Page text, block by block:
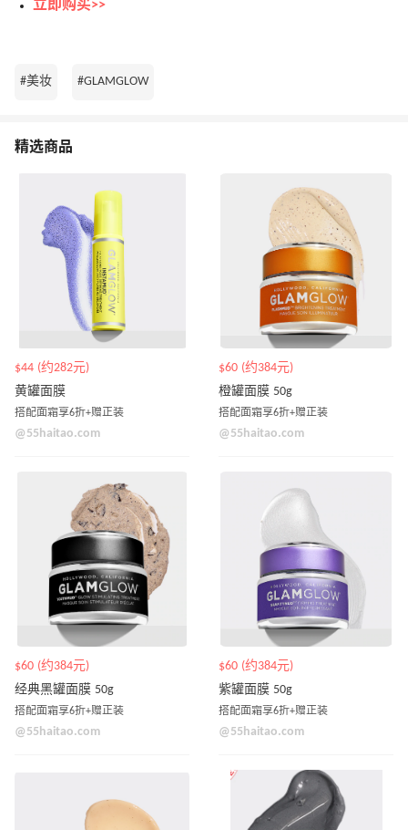
立即购买>>
#美妆 #GLAMGLOW
精选商品
$44 (约282元)
黄罐面膜
搭配面霜享6折+赠正装
@55haitao.com
$60 (约384元)
橙罐面膜 50g
搭配面霜享6折+赠正装
@55haitao.com
$60 (约384元)
经典黑罐面膜 50g
搭配面霜享6折+赠正装
@55haitao.com
$60 (约384元)
紫罐面膜 50g
搭配面霜享6折+赠正装
@55haitao.com